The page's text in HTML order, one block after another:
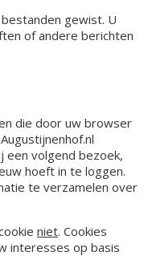
gewist. U
of andere berichten
die door uw browser
een volgend bezoek,
hoeft in te loggen.
te verzamelen over
niet. Cookies
interesses op basis